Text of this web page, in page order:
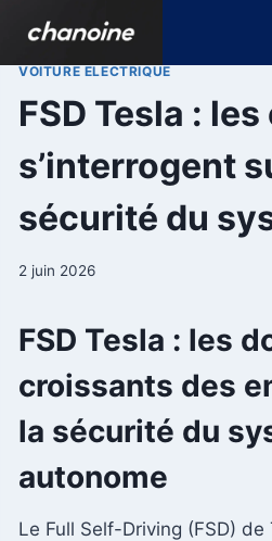
contenu
VOITURE ELECTRIQUE
FSD Tesla :
s’interrogent
sécurité du
2 juin 2026
FSD Tesla : les
croissants des
la sécurité du
autonome
Le Full Self-Driving (FSD)